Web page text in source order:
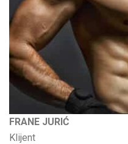
FRANE JURIĆ
Klijent